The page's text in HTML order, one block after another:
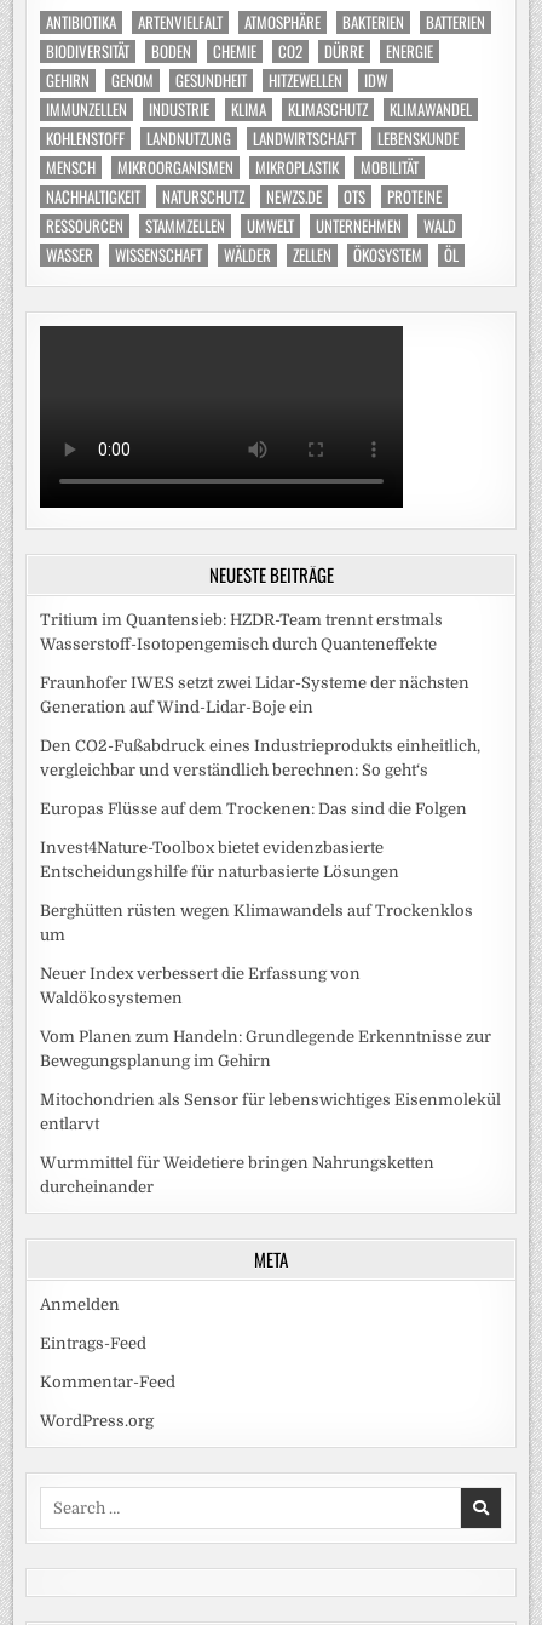
ANTIBIOTIKA ARTENVIELFALT ATMOSPHÄRE BAKTERIEN
BATTERIEN
BIODIVERSITÄT
BODEN CHEMIE CO2 DÜRRE
ENERGIE
GEHIRN
GENOM GESUNDHEIT HITZEWELLEN
IDW
IMMUNZELLEN
INDUSTRIE KLIMA KLIMASCHUTZ
KLIMAWANDEL
KOHLENSTOFF
LANDNUTZUNG LANDWIRTSCHAFT
LEBENSKUNDE
MENSCH
MIKROORGANISMEN MIKROPLASTIK
MOBILITÄT
NACHHALTIGKEIT
NATURSCHUTZ NEWZS.DE OTS
PROTEINE
RESSOURCEN
STAMMZELLEN UMWELT UNTERNEHMEN
WALD
WASSER
WISSENSCHAFT WÄLDER ZELLEN ÖKOSYSTEM ÖL
NEUESTE BEITRÄGE
Tritium im Quantensieb: HZDR-Team trennt erstmals
Wasserstoff-Isotopengemisch durch Quanteneffekte
Fraunhofer IWES setzt zwei Lidar-Systeme der nächsten
Generation auf Wind-Lidar-Boje ein
Den CO2-Fußabdruck eines Industrieprodukts einheitlich,
vergleichbar und verständlich berechnen: So geht‘s
Europas Flüsse auf dem Trockenen: Das sind die Folgen
Invest4Nature-Toolbox bietet evidenzbasierte
Entscheidungshilfe für naturbasierte Lösungen
Berghütten rüsten wegen Klimawandels auf Trockenklos
um
Neuer Index verbessert die Erfassung von
Waldökosystemen
Vom Planen zum Handeln: Grundlegende Erkenntnisse zur
Bewegungsplanung im Gehirn
Mitochondrien als Sensor für lebenswichtiges Eisenmolekül
entlarvt
Wurmmittel für Weidetiere bringen Nahrungsketten
durcheinander
META
Anmelden
Eintrags-Feed
Kommentar-Feed
WordPress.org
Search